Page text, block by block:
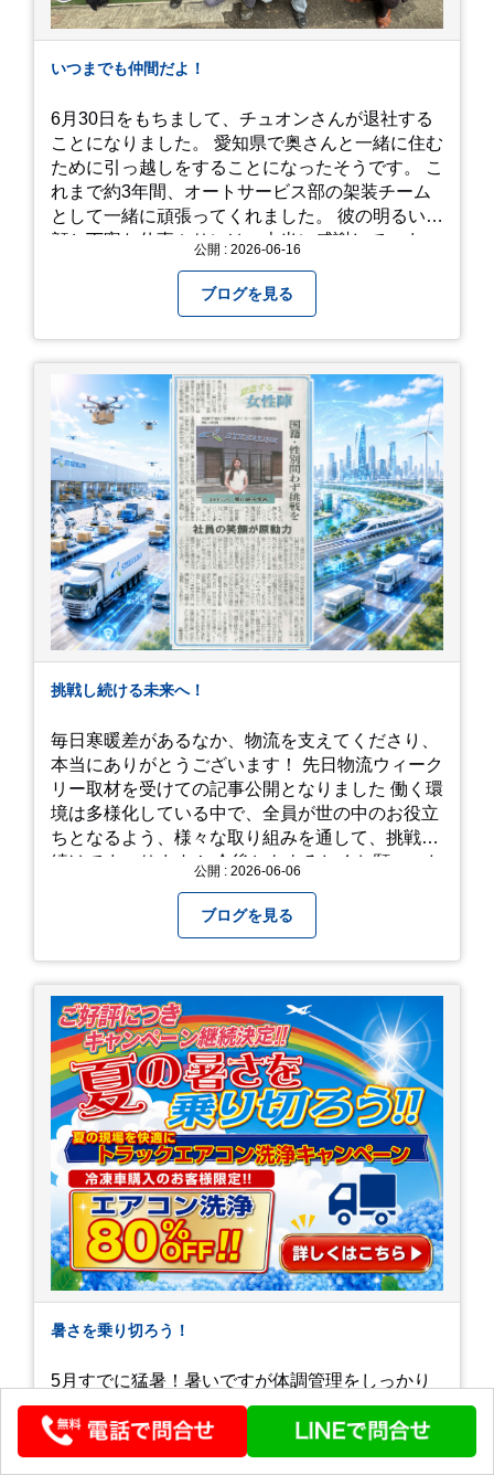
雨の季節特有の「しっとりと濡れたアジサイ」も
素敵ですし、晴れた日の「キラキラした光を浴び
たアジサイ」も最高です。ぜひカメラを持って出
やすい靴で: 山の斜面を利用した農園ですので、
歩き慣れた靴で行くのが安心です。 雨対策: 雨上
がりは足元が少し滑りやすくなることがありま
す。タオルや雨具を用意しておくと安心ですね。
開花時期のチェック: その年の気候によって見頃
が少し前後します。出かける前に必ず公式情報や
SNSで見頃を確認しましょう！ おわりに 梅雨の
時期を「我慢する期間」から「お出かけを楽しむ
期間」に変えてくれる、そんな素敵な場所です。
いです！
いつまでも仲間だよ！
6月30日をもちまして、チュオンさんが退社する
ことになりました。 愛知県で奥さんと一緒に住む
ために引っ越しをすることになったそうです。 こ
れまで約3年間、オートサービス部の架装チーム
として一緒に頑張ってくれました。 彼の明るい笑
顔と丁寧な仕事ぶりには、本当に感謝していま
撮影した記念写真を添付します。 チュオンさんの
今後のご活躍と新しいスタートを、みんなで応援
しましょう！ チュオンさん、今まで本当にありが
とうございました！
公開 : 2026-06-16
ブログを見る
挑戦し続ける未来へ！
毎日寒暖差があるなか、物流を支えてくださり、
本当にありがとうございます！ 先日物流ウィーク
リー取材を受けての記事公開となりました 働く環
境は多様化している中で、全員が世の中のお役立
ちとなるよう、様々な取り組みを通して、挑戦を
続けてまいります！ 今後ともよろしくお願いいた公開 : 2026-06-06
ブログを見る
暑さを乗り切ろう！
5月すでに猛暑！暑いですが体調管理をしっかり
して乗り切りましょう！ 大好評のエアコン洗浄大
特価！ ６月も引き続き実施いたします！ 是非購
入の際はご利用ください 詳しくはホームページを